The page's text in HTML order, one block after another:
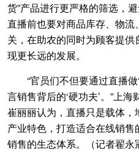
货”产品进行更严格的筛选，
直播前也要对商品库存、物
关，在助农的同时为顾客提供
现更长远的发展。
“官员们不但要通过直播做
言销售背后的‘硬功夫’。”上
崔丽丽认为，直播只是载体
产业特色，打造适合在线销
销售的生态体系。（记者翟永